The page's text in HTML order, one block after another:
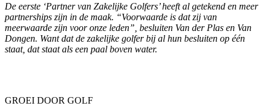
De eerste ‘Partner van Zakelijke Golfers’ heeft al getekend en meer
partnerships zijn in de maak. “Voorwaarde is dat zij van
meerwaarde zijn voor onze leden”, besluiten Van der Plas en Van
Dongen. Want dat de zakelijke golfer bij al hun besluiten op één
staat, dat staat als een paal boven water.
GROEI DOOR GOLF